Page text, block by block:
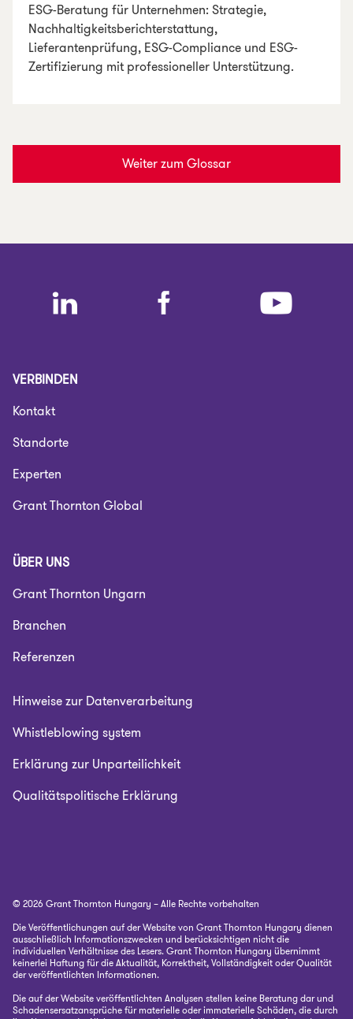
ESG-Beratung für Unternehmen: Strategie,
Nachhaltigkeitsberichterstattung,
Lieferantenprüfung, ESG-Compliance und ESG-
Zertifizierung mit professioneller Unterstützung.
Weiter zum Glossar
VERBINDEN
Kontakt
Standorte
Experten
Grant Thornton Global
ÜBER UNS
Grant Thornton Ungarn
Branchen
Referenzen
Hinweise zur Datenverarbeitung
Whistleblowing system
Erklärung zur Unparteilichkeit
Qualitätspolitische Erklärung
© 2026 Grant Thornton Hungary – Alle Rechte vorbehalten
Die Veröffentlichungen auf der Website von Grant Thornton Hungary dienen
ausschließlich Informationszwecken und berücksichtigen nicht die
individuellen Verhältnisse des Lesers. Grant Thornton Hungary übernimmt
keinerlei Haftung für die Aktualität, Korrektheit, Vollständigkeit oder Qualität
der veröffentlichten Informationen.
Die auf der Website veröffentlichten Analysen stellen keine Beratung dar und
Schadensersatzansprüche für materielle oder immaterielle Schäden, die durch